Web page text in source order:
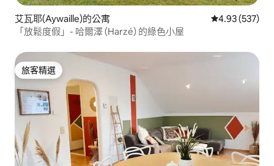
艾瓦耶(Aywaille)的公寓 從 537 則評價
4.93 (537)
「放鬆度假」- 哈爾澤 (Harzé) 的綠色小屋
旅客精選
旅客精選